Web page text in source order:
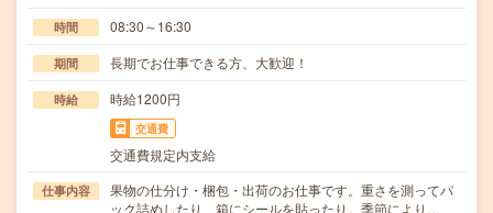
時間 08:30～16:30
期間 長期でお仕事できる方、大歓迎！
時給 時給1200円
交通費
交通費規定内支給
仕事内容
果物の仕分け・梱包・出荷のお仕事です。重さを測ってパ
ック詰めしたり、箱にシールを貼ったり。季節により…